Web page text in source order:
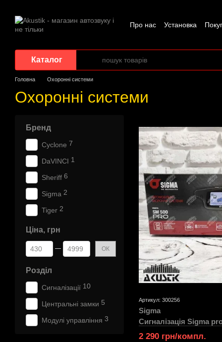
Про нас Установка
Каталог
Головна Охоронні системи
Охоронні системи
Артикул: 300256
Sigma
Сигналізація Sigma
2 290 грн/компл.
Бренд
Cyclone 7
DaVINCI 1
Sheriff 6
Sigma 2
Tiger 2
Ціна, грн
Від Ціна, грн
До Ціна, грн ОК
Розділ
Сигналізації 10
Центральні замки 5
Модулі управління 3